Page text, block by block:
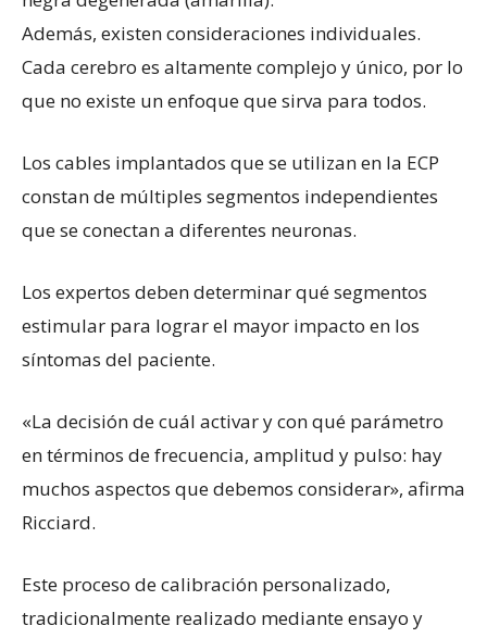
Además, existen consideraciones individuales.
Cada cerebro es altamente complejo y único, por lo
que no existe un enfoque que sirva para todos.
Los cables implantados que se utilizan en la ECP
constan de múltiples segmentos independientes
que se conectan a diferentes neuronas.
Los expertos deben determinar qué segmentos
estimular para lograr el mayor impacto en los
síntomas del paciente.
«La decisión de cuál activar y con qué parámetro
en términos de frecuencia, amplitud y pulso: hay
muchos aspectos que debemos considerar», afirma
Ricciard.
Este proceso de calibración personalizado,
tradicionalmente realizado mediante ensayo y